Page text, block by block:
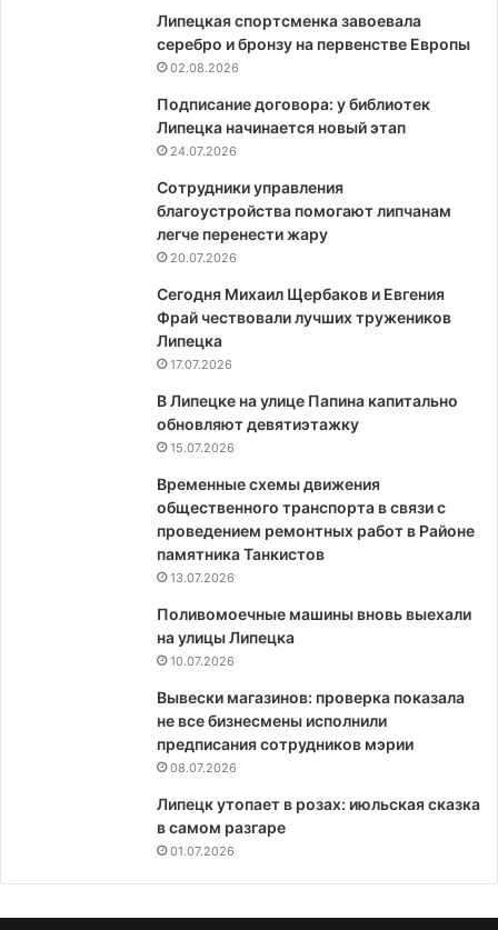
Липецкая спортсменка завоевала
серебро и бронзу на первенстве Европы
02.08.2026
Подписание договора: у библиотек
Липецка начинается новый этап
24.07.2026
Сотрудники управления
благоустройства помогают липчанам
легче перенести жару
20.07.2026
Сегодня Михаил Щербаков и Евгения
Фрай чествовали лучших тружеников
Липецка
17.07.2026
В Липецке на улице Папина капитально
обновляют девятиэтажку
15.07.2026
Временные схемы движения
общественного транспорта в связи с
проведением ремонтных работ в Районе
памятника Танкистов
13.07.2026
Поливомоечные машины вновь выехали
на улицы Липецка
10.07.2026
Вывески магазинов: проверка показала
не все бизнесмены исполнили
предписания сотрудников мэрии
08.07.2026
Липецк утопает в розах: июльская сказка
в самом разгаре
01.07.2026